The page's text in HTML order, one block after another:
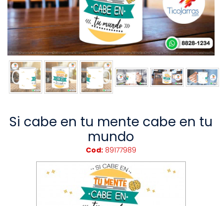
Si cabe en tu mente cabe en tu
mundo
Cod: 89177989